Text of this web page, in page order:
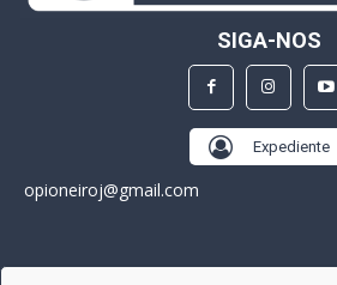
SIGA-NOS
Expediente
opioneiroj@gmail.com